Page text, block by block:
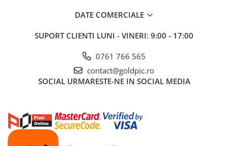
DATE COMERCIALE
SUPORT CLIENTI LUNI - VINERI: 9:00 - 17:00
0761 766 565
contact@goldpic.ro
SOCIAL URMARESTE-NE IN SOCIAL MEDIA